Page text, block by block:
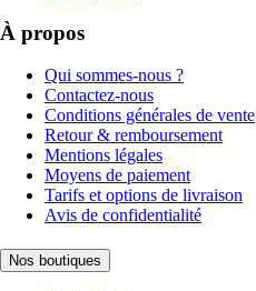
À propos
Qui sommes-nous ?
Contactez-nous
Conditions générales de vente
Retour & remboursement
Mentions légales
Moyens de paiement
Tarifs et options de livraison
Avis de confidentialité
Nos boutiques